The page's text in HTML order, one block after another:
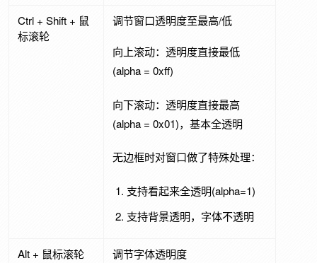
Ctrl + Shift + 鼠
标滚轮
调节窗口透明度至最高/低
向上滚动：透明度直接最低
(alpha = 0xff)
向下滚动：透明度直接最高
(alpha = 0x01)，基本全透明
无边框时对窗口做了特殊处理：
支持看起来全透明(alpha=1)
支持背景透明，字体不透明
Alt + 鼠标滚轮 调节字体透明度